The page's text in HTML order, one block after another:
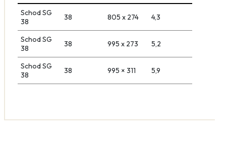
Schod SG
38
38 805 x 274 4,3
Schod SG
38
38 995 x 273 5,2
Schod SG
38
38 995 × 311 5,9